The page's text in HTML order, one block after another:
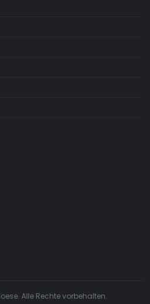
Alle Rechte vorbehalten.